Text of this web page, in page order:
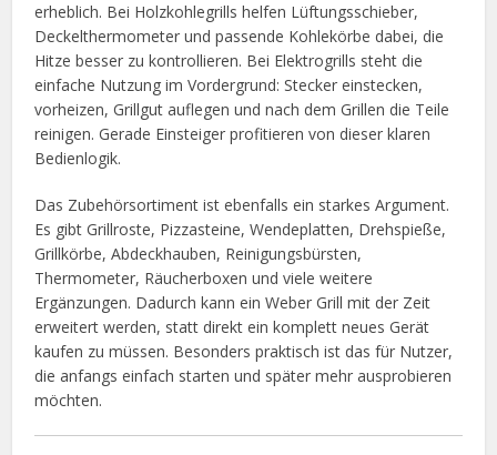
erheblich. Bei Holzkohlegrills helfen Lüftungsschieber,
Deckelthermometer und passende Kohlekörbe dabei, die
Hitze besser zu kontrollieren. Bei Elektrogrills steht die
einfache Nutzung im Vordergrund: Stecker einstecken,
vorheizen, Grillgut auflegen und nach dem Grillen die Teile
reinigen. Gerade Einsteiger profitieren von dieser klaren
Bedienlogik.
Das Zubehörsortiment ist ebenfalls ein starkes Argument.
Es gibt Grillroste, Pizzasteine, Wendeplatten, Drehspieße,
Grillkörbe, Abdeckhauben, Reinigungsbürsten,
Thermometer, Räucherboxen und viele weitere
Ergänzungen. Dadurch kann ein Weber Grill mit der Zeit
erweitert werden, statt direkt ein komplett neues Gerät
kaufen zu müssen. Besonders praktisch ist das für Nutzer,
die anfangs einfach starten und später mehr ausprobieren
möchten.